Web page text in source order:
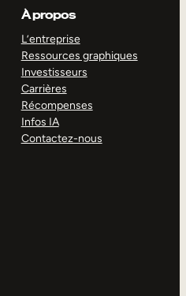
À propos
L’entreprise
Ressources graphiques
Investisseurs
Carrières
Récompenses
Infos IA
Contactez-nous